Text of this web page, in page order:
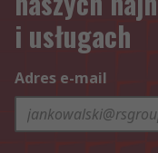
i usługach
Adres e-mail